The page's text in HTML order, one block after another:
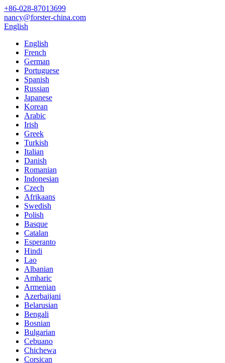
+86-028-87013699
nancy@forster-china.com
English
English
French
German
Portuguese
Spanish
Russian
Japanese
Korean
Arabic
Irish
Greek
Turkish
Italian
Danish
Romanian
Indonesian
Czech
Afrikaans
Swedish
Polish
Basque
Catalan
Esperanto
Hindi
Lao
Albanian
Amharic
Armenian
Azerbaijani
Belarusian
Bengali
Bosnian
Bulgarian
Cebuano
Chichewa
Corsican